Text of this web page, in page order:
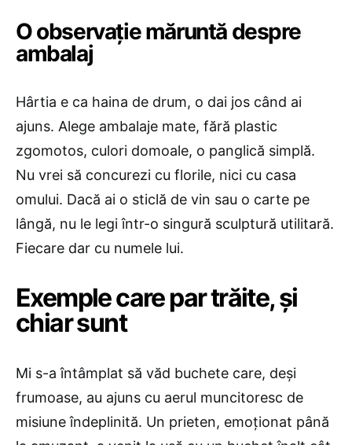
O observație măruntă despre
ambalaj
Hârtia e ca haina de drum, o dai jos când ai
ajuns. Alege ambalaje mate, fără plastic
zgomotos, culori domoale, o panglică simplă.
Nu vrei să concurezi cu florile, nici cu casa
omului. Dacă ai o sticlă de vin sau o carte pe
lângă, nu le legi într-o singură sculptură utilitară.
Fiecare dar cu numele lui.
Exemple care par trăite, și
chiar sunt
Mi s-a întâmplat să văd buchete care, deși
frumoase, au ajuns cu aerul muncitoresc de
misiune îndeplinită. Un prieten, emoționat până